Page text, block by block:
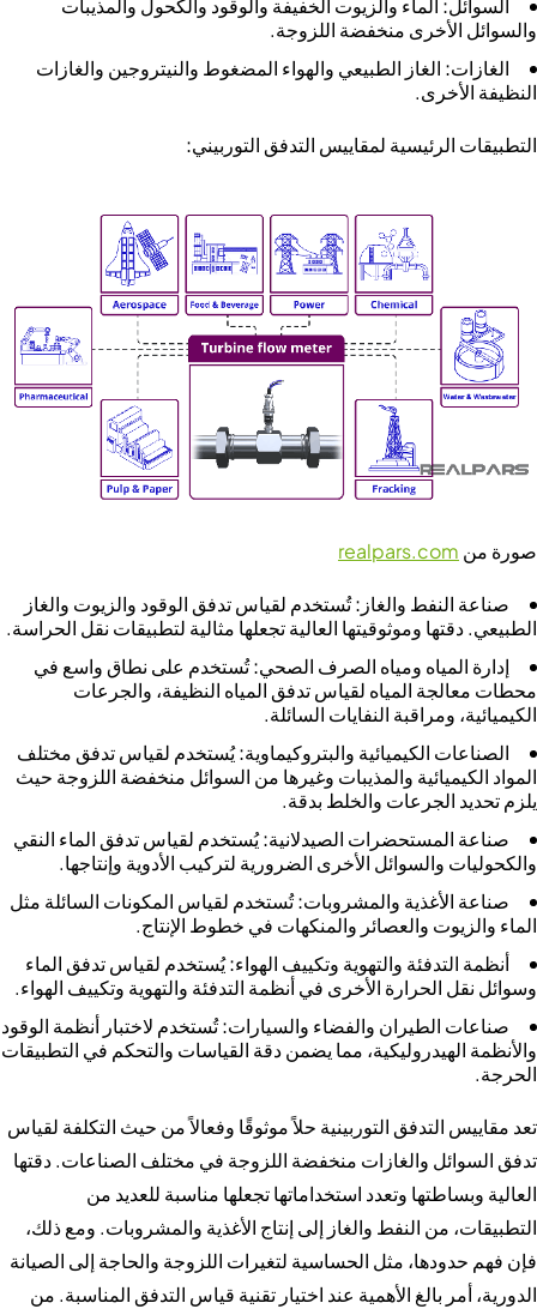
السوائل: الماء والزيوت الخفيفة والوقود والكحول والمذيبات
والسوائل الأخرى منخفضة اللزوجة.
الغازات: الغاز الطبيعي والهواء المضغوط والنيتروجين والغازات
النظيفة الأخرى.
التطبيقات الرئيسية لمقاييس التدفق التوربيني:
صورة من realpars.com
صناعة النفط والغاز:تُستخدم لقياس تدفق الوقود والزيوت والغاز
الطبيعي. دقتها وموثوقيتها العالية تجعلها مثالية لتطبيقات نقل الحراسة.
إدارة المياه ومياه الصرف الصحي:تُستخدم على نطاق واسع في
محطات معالجة المياه لقياس تدفق المياه النظيفة، والجرعات
الكيميائية، ومراقبة النفايات السائلة.
الصناعات الكيميائية والبتروكيماوية:يُستخدم لقياس تدفق مختلف
المواد الكيميائية والمذيبات وغيرها من السوائل منخفضة اللزوجة حيث
يلزم تحديد الجرعات والخلط بدقة.
صناعة المستحضرات الصيدلانية:يُستخدم لقياس تدفق الماء النقي
والكحوليات والسوائل الأخرى الضرورية لتركيب الأدوية وإنتاجها.
صناعة الأغذية والمشروبات:تُستخدم لقياس المكونات السائلة مثل
الماء والزيوت والعصائر والمنكهات في خطوط الإنتاج.
أنظمة التدفئة والتهوية وتكييف الهواء:يُستخدم لقياس تدفق الماء
وسوائل نقل الحرارة الأخرى في أنظمة التدفئة والتهوية وتكييف الهواء.
صناعات الطيران والفضاء والسيارات:تُستخدم لاختبار أنظمة الوقود
والأنظمة الهيدروليكية، مما يضمن دقة القياسات والتحكم في التطبيقات
الحرجة.
تعد مقاييس التدفق التوربينية حلاً موثوقًا وفعالاً من حيث التكلفة لقياس
تدفق السوائل والغازات منخفضة اللزوجة في مختلف الصناعات. دقتها
العالية وبساطتها وتعدد استخداماتها تجعلها مناسبة للعديد من
التطبيقات، من النفط والغاز إلى إنتاج الأغذية والمشروبات. ومع ذلك،
فإن فهم حدودها، مثل الحساسية لتغيرات اللزوجة والحاجة إلى الصيانة
الدورية، أمر بالغ الأهمية عند اختيار تقنية قياس التدفق المناسبة. من